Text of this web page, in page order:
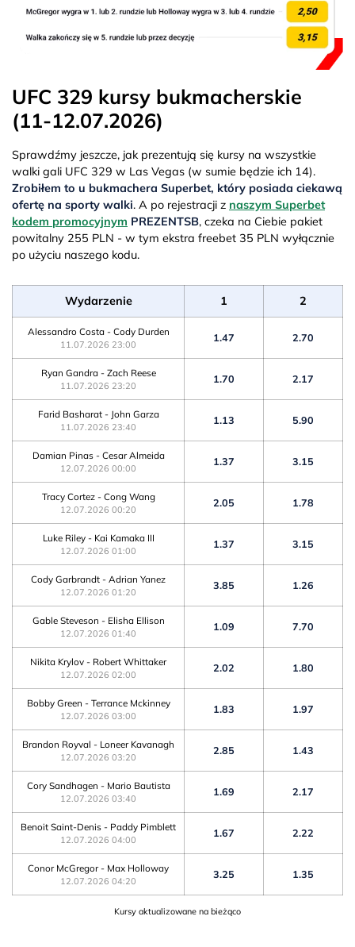
UFC 329 kursy bukmacherskie
(11-12.07.2026)
Sprawdźmy jeszcze, jak prezentują się kursy na wszystkie
walki gali UFC 329 w Las Vegas (w sumie będzie ich 14).
Zrobiłem to u bukmachera Superbet, który posiada ciekawą
ofertę na sporty walki. A po rejestracji z naszym Superbet
kodem promocyjnym PREZENTSB, czeka na Ciebie pakiet
powitalny 255 PLN - w tym ekstra freebet 35 PLN wyłącznie
po użyciu naszego kodu.
Wydarzenie 1 2
Alessandro Costa - Cody Durden
11.07.2026 23:00
1.47 2.70
Ryan Gandra - Zach Reese
11.07.2026 23:20
1.70 2.17
Farid Basharat - John Garza
11.07.2026 23:40
1.13 5.90
Damian Pinas - Cesar Almeida
12.07.2026 00:00
1.37 3.15
Tracy Cortez - Cong Wang
12.07.2026 00:20
2.05 1.78
Luke Riley - Kai Kamaka III
12.07.2026 01:00
1.37 3.15
Cody Garbrandt - Adrian Yanez
12.07.2026 01:20
3.85 1.26
Gable Steveson - Elisha Ellison
12.07.2026 01:40
1.09 7.70
Nikita Krylov - Robert Whittaker
12.07.2026 02:00
2.02 1.80
Bobby Green - Terrance Mckinney
12.07.2026 03:00
1.83 1.97
Brandon Royval - Loneer Kavanagh
12.07.2026 03:20
2.85 1.43
Cory Sandhagen - Mario Bautista
12.07.2026 03:40
1.69 2.17
Benoit Saint-Denis - Paddy Pimblett
12.07.2026 04:00
1.67 2.22
Conor McGregor - Max Holloway
12.07.2026 04:20
3.25 1.35
Kursy aktualizowane na bieżąco